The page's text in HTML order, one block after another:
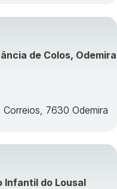
de Colos, Odemira
7630 Odemira
Infantil do Lousal